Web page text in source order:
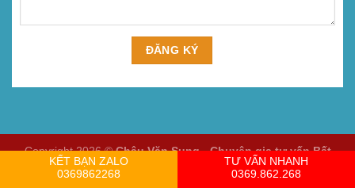
Copyright 2026 ©Châu Văn Sung - Chuyên gia tư vấn Bất
KẾT BẠN ZALO
0369862268
TƯ VẤN NHANH
0369.862.268